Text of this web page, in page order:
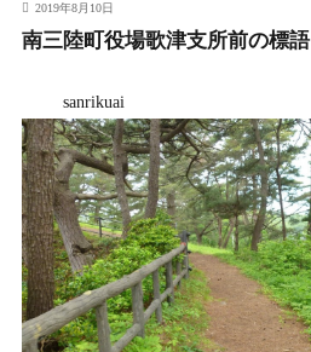
2019年8月10日
南三陸町役場歌津支所前の標語
sanrikuai